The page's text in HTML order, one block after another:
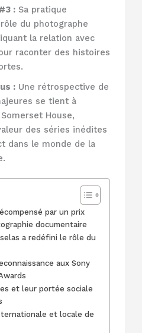
:Sa pratique
du photographe
la relation avec
raconter des histoires
:Une rétrospective de
se tient à
House,
des séries inédites
dans le monde de la
par un prix
documentaire
a redéfini le rôle du
aux Sony
et leur portée sociale
et locale de